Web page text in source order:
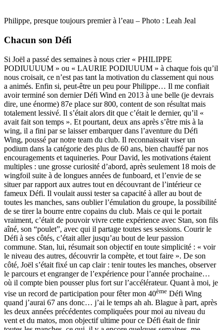
Philippe, presque toujours premier à l’eau – Photo : Leah Jeal
Chacun son Défi
Si Joël a passé des semaines à nous crier « PHILIPPE
PODIUUUUM » ou « LAURIE PODIUUUM » à chaque fois qu’il
nous croisait, ce n’est pas tant la motivation du classement qui nous
a animés. Enfin si, peut-être un peu pour Philippe… Il me confiait
avoir terminé son dernier Défi Wind en 2013 à une belle (je devrais
dire, une énorme) 87e place sur 800, content de son résultat mais
totalement lessivé. Il s’était alors dit que c’était le dernier, qu’il «
avait fait son temps ». Et pourtant, deux ans après s’être mis à la
wing, il a fini par se laisser embarquer dans l’aventure du Défi
Wing, poussé par notre team du club. Il reconnaissait viser un
podium dans la catégorie des plus de 60 ans, bien chauffé par nos
encouragements et taquineries. Pour David, les motivations étaient
multiples : une grosse curiosité d’abord, après seulement 18 mois de
wingfoil suite à de longues années de funboard, et l’envie de se
situer par rapport aux autres tout en découvrant de l’intérieur ce
fameux Défi. Il voulait aussi tester sa capacité à aller au bout de
toutes les manches, sans oublier l’émulation du groupe, la possibilité
de se tirer la bourre entre copains du club. Mais ce qui le portait
vraiment, c’était de pouvoir vivre cette expérience avec Stan, son fils
aîné, son “poulet”, avec qui il partage toutes ses sessions. Courir le
Défi à ses côtés, c’était aller jusqu’au bout de leur passion
commune. Stan, lui, résumait son objectif en toute simplicité : « voir
le niveau des autres, découvrir la compète, et tout faire ». De son
côté, Joël s’était fixé un cap clair : tenir toutes les manches, observer
le parcours et engranger de l’expérience pour l’année prochaine…
où il compte bien pousser plus fort sur l’accélérateur. Quant à moi, je
vise un record de participation pour fêter mon 40ème Défi Wing
quand j’aurai 67 ans donc… j’ai le temps ah ah. Blague à part, après
les deux années précédentes compliquées pour moi au niveau du
vent et du matos, mon objectif ultime pour ce Défi était de finir